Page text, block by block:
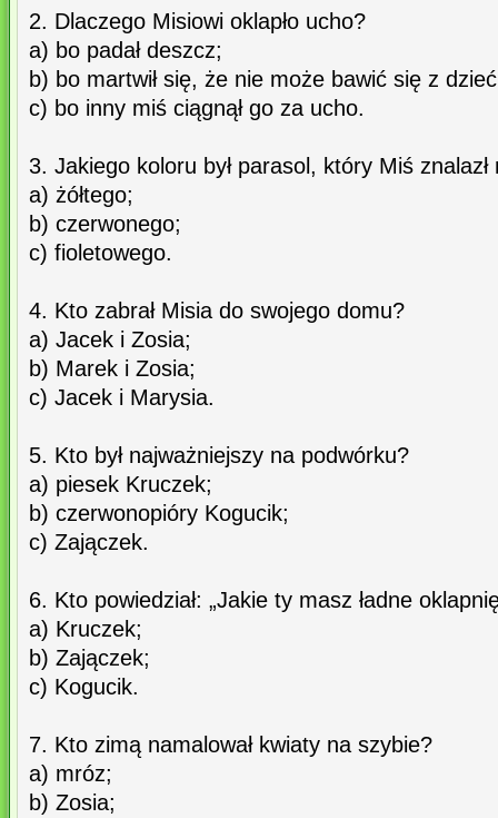
2. Dlaczego Misiowi oklapło ucho?
a) bo padał deszcz;
b) bo martwił się, że nie może bawić się z
c) bo inny miś ciągnął go za ucho.
3. Jakiego koloru był parasol, który Miś znalazł
a) żółtego;
b) czerwonego;
c) fioletowego.
4. Kto zabrał Misia do swojego domu?
a) Jacek i Zosia;
b) Marek i Zosia;
c) Jacek i Marysia.
5. Kto był najważniejszy na podwórku?
a) piesek Kruczek;
b) czerwonopióry Kogucik;
c) Zajączek.
6. Kto powiedział: „Jakie ty masz ładne
a) Kruczek;
b) Zajączek;
c) Kogucik.
7. Kto zimą namalował kwiaty na szybie?
a) mróz;
b) Zosia;